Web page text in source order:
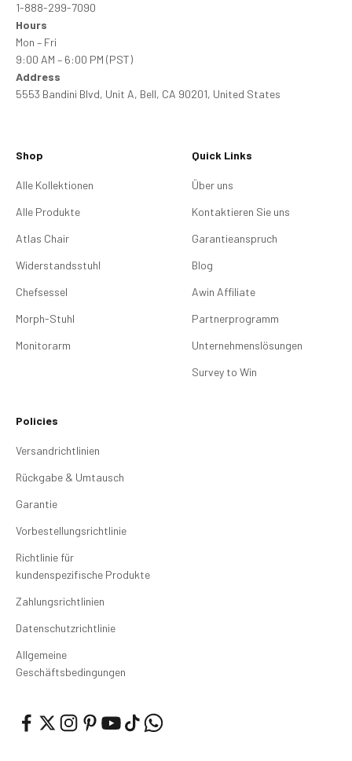
1-888-299-7090
Hours
Mon – Fri
9:00 AM – 6:00 PM (PST)
Address
5553 Bandini Blvd, Unit A, Bell, CA 90201, United States
Shop
Alle Kollektionen
Alle Produkte
Atlas Chair
Widerstandsstuhl
Chefsessel
Morph-Stuhl
Monitorarm
Quick Links
Über uns
Kontaktieren Sie uns
Garantieanspruch
Blog
Awin Affiliate
Partnerprogramm
Unternehmenslösungen
Survey to Win
Policies
Versandrichtlinien
Rückgabe & Umtausch
Garantie
Vorbestellungsrichtlinie
Richtlinie für
kundenspezifische Produkte
Zahlungsrichtlinien
Datenschutzrichtlinie
Allgemeine
Geschäftsbedingungen